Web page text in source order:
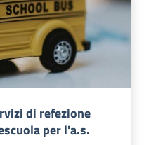
di refezione
per l'a.s.